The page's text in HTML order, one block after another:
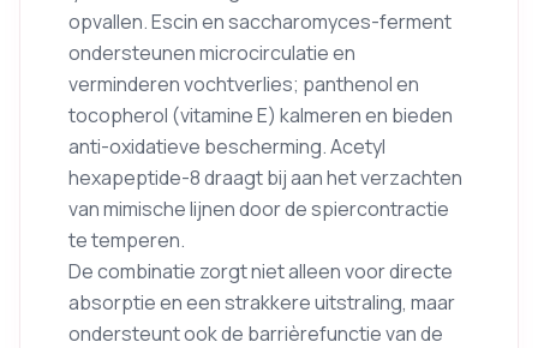
opvallen. Escin en saccharomyces-ferment
ondersteunen microcirculatie en
verminderen vochtverlies; panthenol en
tocopherol (vitamine E) kalmeren en bieden
anti-oxidatieve bescherming. Acetyl
hexapeptide-8 draagt bij aan het verzachten
van mimische lijnen door de spiercontractie
te temperen.
De combinatie zorgt niet alleen voor directe
absorptie en een strakkere uitstraling, maar
ondersteunt ook de barrièrefunctie van de